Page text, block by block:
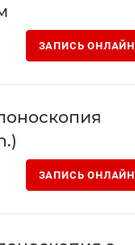
ЗАПИСЬ ОНЛАЙН
ЗАПИСЬ ОНЛАЙН